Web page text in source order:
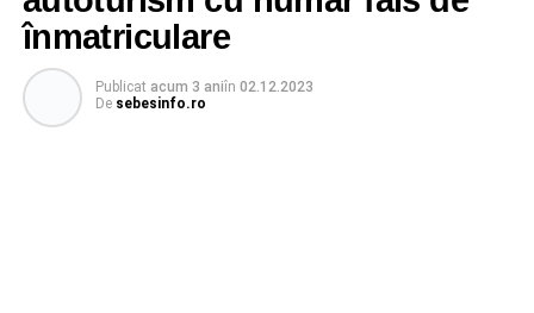
înmatriculare
Publicat acum 3 aniîn 02.12.2023
De sebesinfo.ro